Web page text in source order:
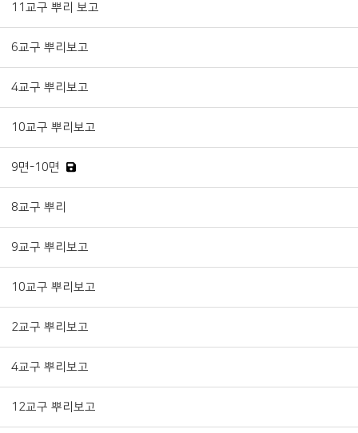
11교구 뿌리 보고
6교구 뿌리보고
4교구 뿌리보고
10교구 뿌리보고
9면-10면
8교구 뿌리
9교구 뿌리보고
10교구 뿌리보고
2교구 뿌리보고
4교구 뿌리보고
12교구 뿌리보고